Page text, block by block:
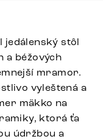
jedálenský stôl
a béžových
mramor.
vyleštená a
mäkko na
ktorá ťa
údržbou a